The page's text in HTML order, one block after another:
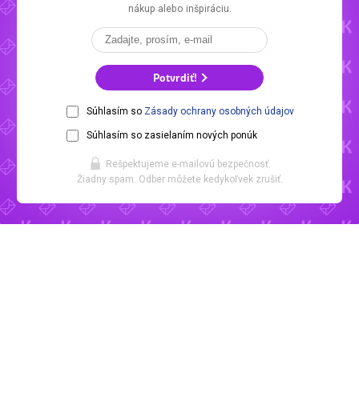
nákup alebo inšpiráciu.
Potvrdiť!
Súhlasím so Zásady ochrany osobných údajov
Súhlasím so zasielaním nových ponúk
Rešpektujeme e-mailovú bezpečnosť.
Žiadny spam. Odber môžete kedykoľvek zrušiť.